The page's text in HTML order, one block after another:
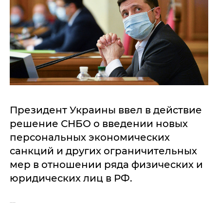
Президент Украины ввел в действие
решение СНБО о введении новых
персональных экономических
санкций и других ограничительных
мер в отношении ряда физических и
юридических лиц в РФ.